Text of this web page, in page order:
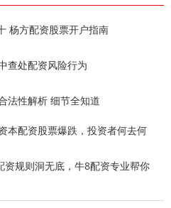
杨方配资股票开户指南
查处配资风险行为
法性解析 细节全知道
本配资股票爆跌，投资者何去何
资规则洞无底，牛8配资专业帮你